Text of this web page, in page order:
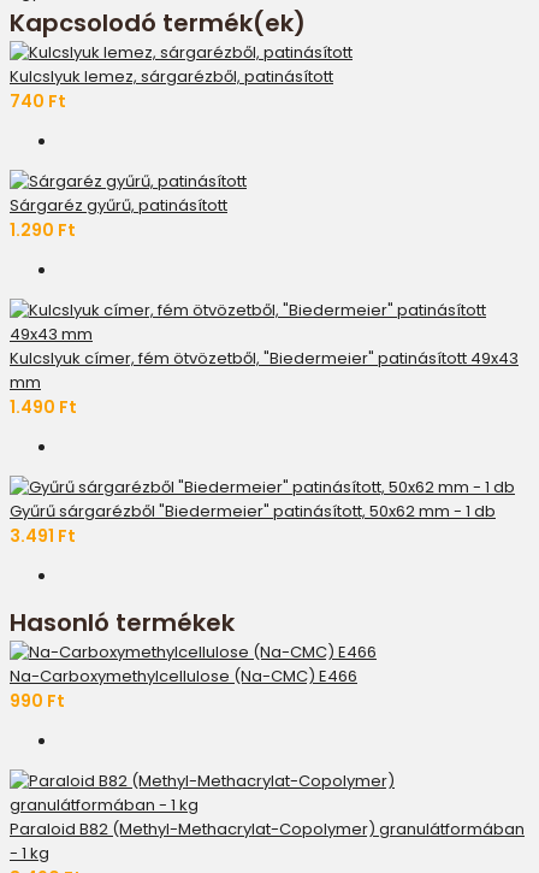
Kapcsolodó termék(ek)
Kulcslyuk lemez, sárgarézből, patinásított
740 Ft
Sárgaréz gyűrű, patinásított
1.290 Ft
Kulcslyuk címer, fém ötvözetből, "Biedermeier" patinásított 49x43
mm
1.490 Ft
Gyűrű sárgarézből "Biedermeier" patinásított, 50x62 mm - 1 db
3.491 Ft
Hasonló termékek
Na-Carboxymethylcellulose (Na-CMC) E466
990 Ft
Paraloid B82 (Methyl-Methacrylat-Copolymer) granulátformában
- 1 kg